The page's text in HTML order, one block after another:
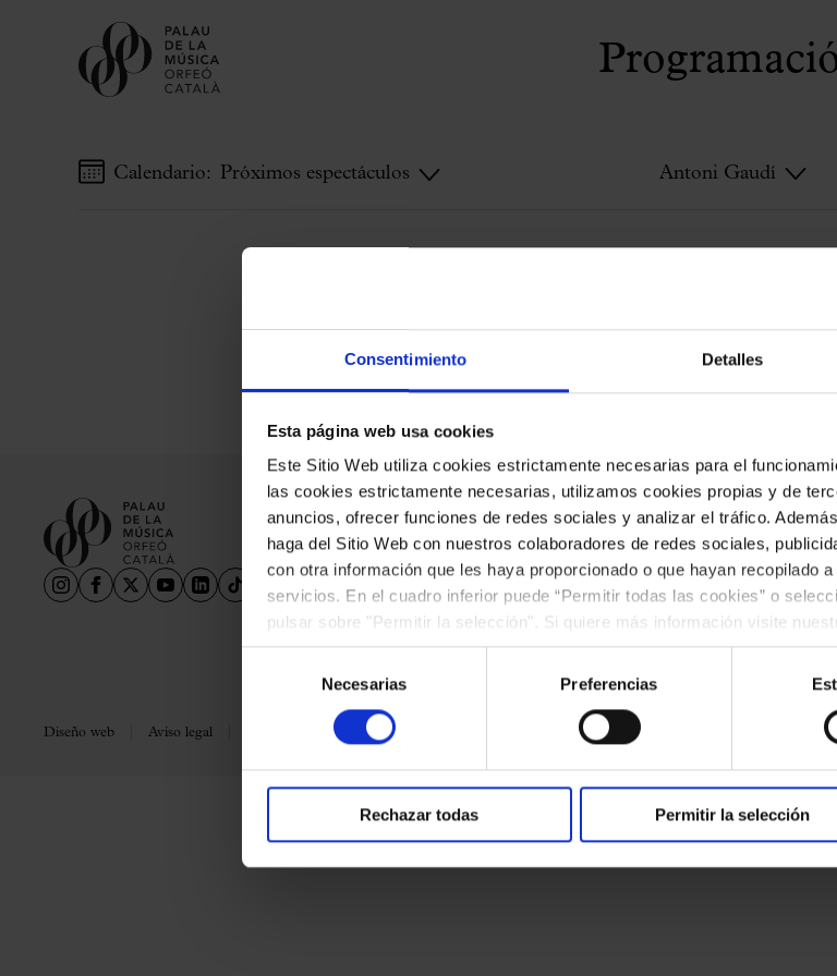
Consentimiento Detalles
Esta página web usa cookies
Este Sitio Web utiliza cookies estrictamente necesarias para el
las cookies estrictamente necesarias, utilizamos cookies propias y de
anuncios, ofrecer funciones de redes sociales y analizar el tráfico.
haga del Sitio Web con nuestros colaboradores de redes sociales,
con otra información que les haya proporcionado o que hayan recopilado
servicios. En el cuadro inferior puede “Permitir todas las cookies” o
pulsar sobre "Permitir la selección". Si quiere más información visite
podrá deshabilitar o configurar las cookies en cualquier momento.”.
consentimiento
Necesarias Preferencias
Rechazar todas Permitir la selección
Actividades complementarias
Temporada 2026-2027
Todas la temporadas
Aula Palau
Descuentos y promociones
Programas de mano
Condiciones y normativa
Calendario: Próximos espectáculos Antoni Gaudí
Diseño web Aviso legal Política de privacidad Canal ético